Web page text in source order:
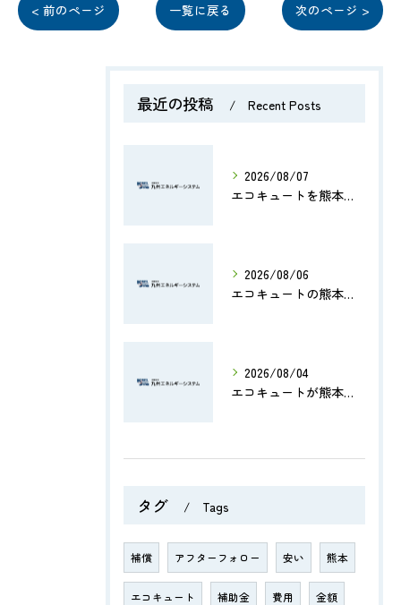
< 前のページ 一覧に戻る 次のページ >
最近の投稿 Recent Posts
2026/08/07
エコキュートを熊本県のマンションで導入する際の費用・補助金・設置ポイントを徹底解説
2026/08/06
エコキュートの熊本県修理費用や評判から業者選びと交換判断まで徹底解説
2026/08/04
エコキュートが熊本県で地震後に安全に使えるか確認する手順と補助金情報まとめ
タグ Tags
補償 アフターフォロー 安い 熊本
エコキュート 補助金 費用 金額